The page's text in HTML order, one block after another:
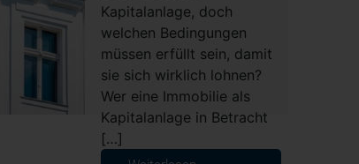
Kapitalanlage, doch
welchen Bedingungen
müssen erfüllt sein, damit
sie sich wirklich lohnen?
Wer eine Immobilie als
Kapitalanlage in Betracht
[…]